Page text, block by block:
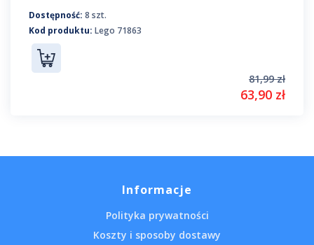
Dostępność: 8 szt.
Kod produktu: Lego 71863
81,99 zł
63,90 zł
Informacje
Polityka prywatności
Koszty i sposoby dostawy